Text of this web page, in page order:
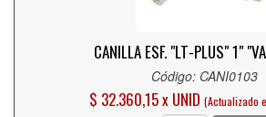
CANILLA ESF. "LT-PLUS" 1"
Código: CANI0103
$ 32.360,15 x UNID (Actualizado